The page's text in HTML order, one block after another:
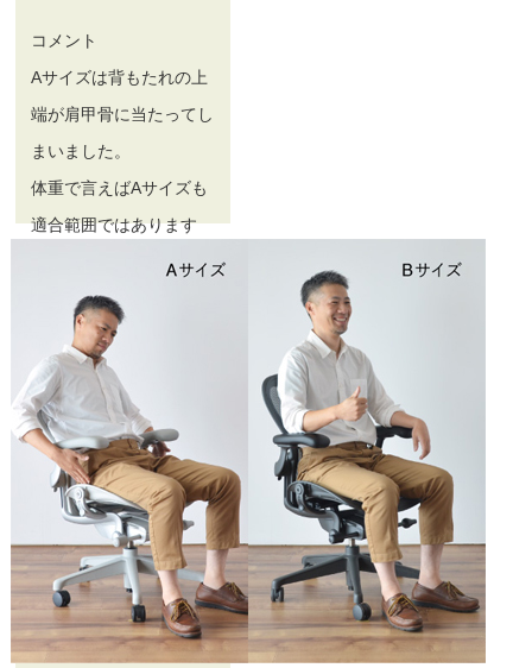
コメント
Aサイズは背もたれの上
端が肩甲骨に当たってし
まいました。
体重で言えばAサイズも
適合範囲ではあります
が、リクライニングの柔
らかさは調整が可能なの
で、私は身長基準でBサ
イズを選びますね。